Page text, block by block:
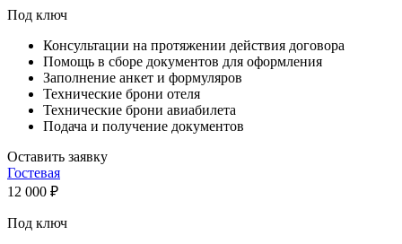
Под ключ
Консультации на протяжении действия договора
Помощь в сборе документов для оформления
Заполнение анкет и формуляров
Технические брони отеля
Технические брони авиабилета
Подача и получение документов
Оставить заявку
Гостевая
12 000 ₽
Под ключ